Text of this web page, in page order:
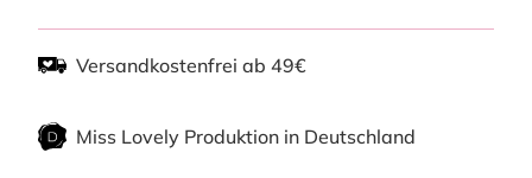
Versandkostenfrei ab 49€
Miss Lovely Produktion in Deutschland